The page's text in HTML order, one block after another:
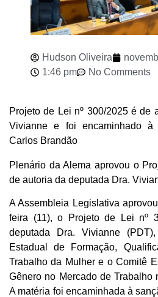
Hudson Oliveira
1:46 pm
No Comments
Projeto de Lei nº 300/2025 é de
Vivianne e foi encaminhado à
Carlos Brandão
Plenário da Alema aprovou o
de autoria da deputada Dra.
A Assembleia Legislativa
feira (11), o Projeto de Lei nº
deputada Dra. Vivianne
Estadual de Formação,
Trabalho da Mulher e o Comitê
Gênero no Mercado de Trabalho
A matéria foi encaminhada à